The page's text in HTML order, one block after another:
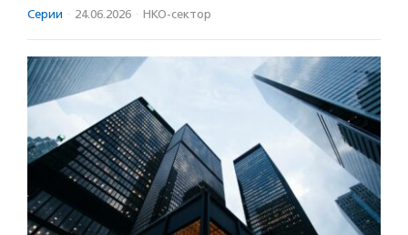
Серии · 24.06.2026 · НКО-сектор